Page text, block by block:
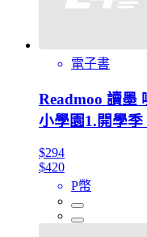
電子書
Readmoo 讀墨
小學園1.開學季
$294
$420
P幣